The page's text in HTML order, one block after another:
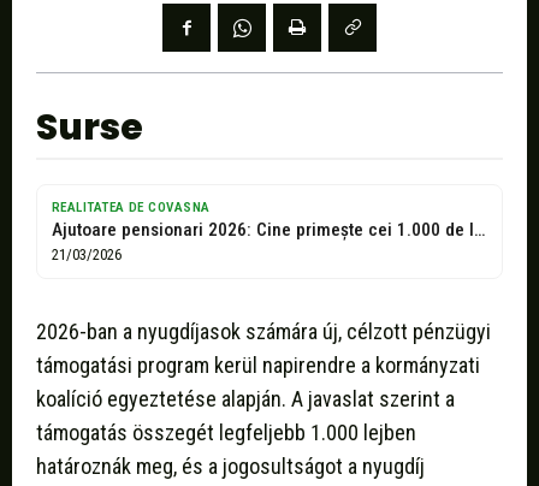
Surse
REALITATEA DE COVASNA
Ajutoare pensionari 2026: Cine primește cei 1.000 de lei și care sunt...
21/03/2026
2026-ban a nyugdíjasok számára új, célzott pénzügyi
támogatási program kerül napirendre a kormányzati
koalíció egyeztetése alapján. A javaslat szerint a
támogatás összegét legfeljebb 1.000 lejben
határoznák meg, és a jogosultságot a nyugdíj